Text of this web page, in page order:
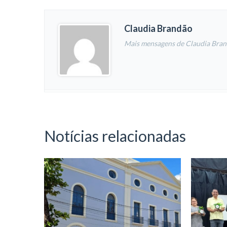
Claudia Brandão
Mais mensagens de Claudia
Notícias relacionadas